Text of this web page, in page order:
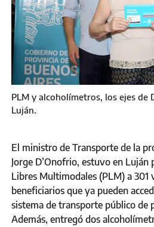
PLM y alcoholímetros, los ejes de
Luján.
El ministro de Transporte de la
Jorge D’Onofrio, estuvo en Luján
Libres Multimodales (PLM) a 301
beneficiarios que ya pueden
sistema de transporte público de
Además, entregó dos